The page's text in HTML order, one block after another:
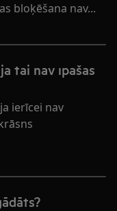
bloķēšana nav...
tai nav īpašas
ierīcei nav